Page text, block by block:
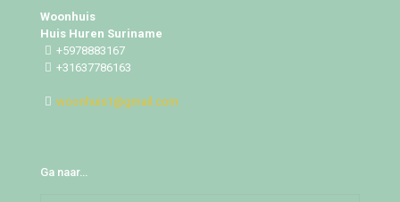
Woonhuis
Huis Huren Suriname
+5978883167
+31637786163
woonhuis1@gmail.com
Ga naar…